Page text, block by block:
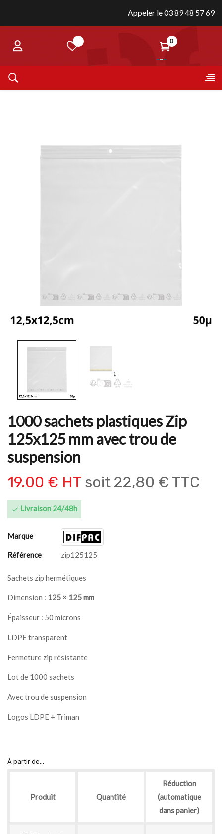
Appeler le 03 89 48 57 69
0
la
☰
1000 sachets plastiques Zip
125x125 mm avec trou de
suspension
19.00 € HT soit 22,80 € TTC
 Livraison 24/48h
Marque
Référence zip125125
Sachets zip hermétiques
Dimension : 125 × 125 mm
Épaisseur : 50 microns
LDPE transparent
Fermeture zip résistante
Lot de 1000 sachets
Avec trou de suspension
Logos LDPE + Triman
À partir de...
Produit Quantité
Réduction
(automatique
dans panier)